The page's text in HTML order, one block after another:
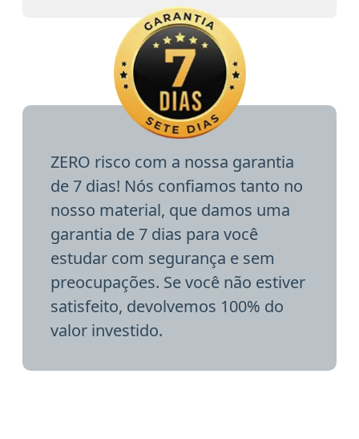
ZERO risco com a nossa garantia
de 7 dias! Nós confiamos tanto no
nosso material, que damos uma
garantia de 7 dias para você
estudar com segurança e sem
preocupações. Se você não estiver
satisfeito, devolvemos 100% do
valor investido.